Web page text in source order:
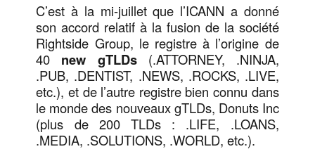
C’est à la mi-juillet que l’ICANN a donné
son accord relatif à la fusion de la société
Rightside Group, le registre à l’origine de
40 new gTLDs(.ATTORNEY, .NINJA,
.PUB, .DENTIST, .NEWS, .ROCKS, .LIVE,
etc.), et de l’autre registre bien connu dans
le monde des nouveaux gTLDs, Donuts Inc
(plus de 200 TLDs : .LIFE, .LOANS,
.MEDIA, .SOLUTIONS, .WORLD, etc.).